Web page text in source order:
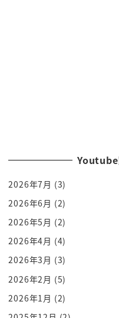
対談させていただきた
あそう また3年経った
嬉しい嬉しい
うーんだけど はい
早いよ 早いですね と
あの昔はさ あのよく
ピーク30代って言っ
今高齢家だからさ 40
一番働けるっていうか
仕事が充実する時だと
Youtube
2026年7月 (3)
2026年6月 (2)
2026年5月 (2)
2026年4月 (4)
2026年3月 (3)
2026年2月 (5)
2026年1月 (2)